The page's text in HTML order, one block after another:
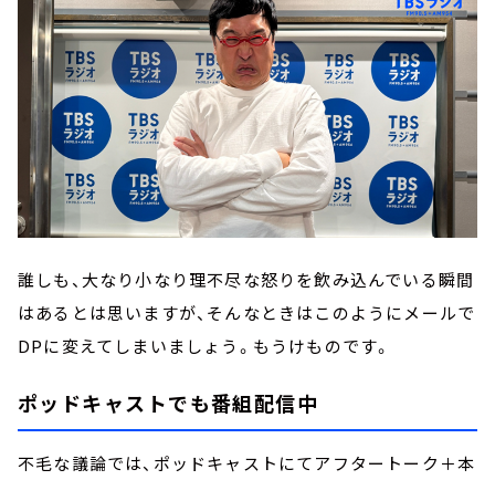
誰しも、大なり小なり理不尽な怒りを飲み込んでいる瞬間
はあるとは思いますが、そんなときはこのようにメールで
DPに変えてしまいましょう。もうけものです。
ポッドキャストでも番組配信中
不毛な議論では、ポッドキャストにてアフタートーク＋本